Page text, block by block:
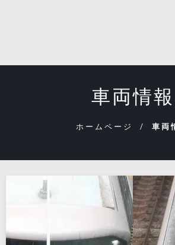
車両情報
ホームページ 車両